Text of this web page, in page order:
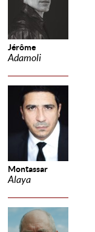
Jérôme
Adamoli
Montassar
Alaya